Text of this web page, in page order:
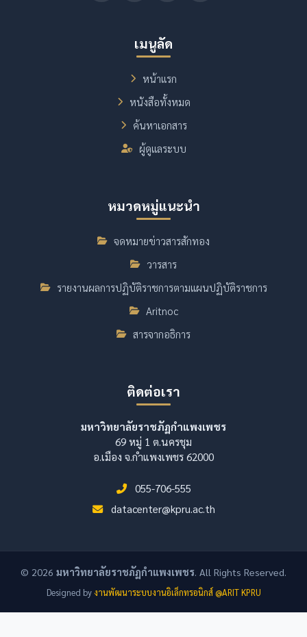
เมนูลัด
หน้าแรก
หนังสือทั้งหมด
ค้นหาเอกสาร
ผู้ดูแลระบบ
หมวดหมู่แนะนำ
จดหมายข่าวสารสักทอง
วารสาร
รายงานผลการปฏิบัติราชการตามแผนปฏิบัติราชการ
Aritnoc
สารจากอธิการ
ติดต่อเรา
มหาวิทยาลัยราชภัฏกำแพงเพชร
69 หมู่ 1 ต.นครชุม
อ.เมือง จ.กำแพงเพชร 62000
055-706-555
datacenter@kpru.ac.th
© 2026 มหาวิทยาลัยราชภัฏกำแพงเพชร. All Rights Reserved.
Designed byงานพัฒนาระบบงานอิเล็กทรอนิกส์ @ARIT KPRU